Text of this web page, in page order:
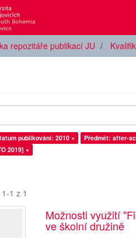
repozitáře publikací JU
publikování: 2010 × Předmět: after-
2019] ×
1 z 1
Možnosti využití
ve školní družině